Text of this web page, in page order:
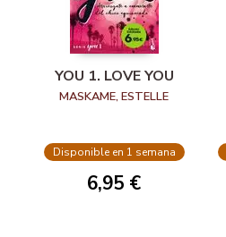
YOU 1. LOVE YOU
MASKAME, ESTELLE
Disponible en 1 semana
6,95 €